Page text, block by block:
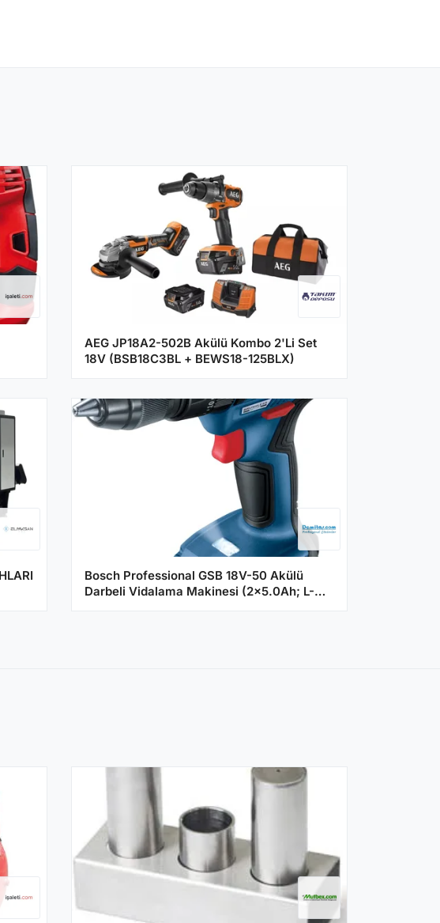
AEG JP18A2-502B Akülü Kombo 2'Li Set
18V (BSB18C3BL + BEWS18-125BLX)
Bosch Professional GSB 18V-50 Akülü
Darbeli Vidalama Makinesi (2x5.0Ah; L-